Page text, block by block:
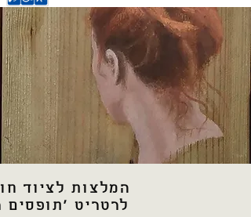
המלצות לציוד
לרטריט